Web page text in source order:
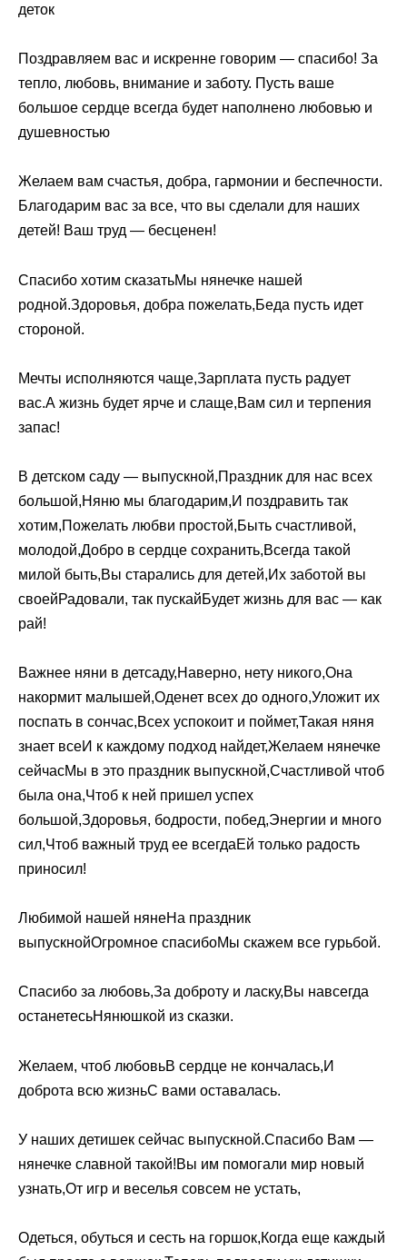
деток
Поздравляем вас и искренне говорим — спасибо! За
тепло, любовь, внимание и заботу. Пусть ваше
большое сердце всегда будет наполнено любовью и
душевностью
Желаем вам счастья, добра, гармонии и беспечности.
Благодарим вас за все, что вы сделали для наших
детей! Ваш труд — бесценен!
Спасибо хотим сказатьМы нянечке нашей
родной.Здоровья, добра пожелать,Беда пусть идет
стороной.
Мечты исполняются чаще,Зарплата пусть радует
вас.А жизнь будет ярче и слаще,Вам сил и терпения
запас!
В детском саду — выпускной,Праздник для нас всех
большой,Няню мы благодарим,И поздравить так
хотим,Пожелать любви простой,Быть счастливой,
молодой,Добро в сердце сохранить,Всегда такой
милой быть,Вы старались для детей,Их заботой вы
своейРадовали, так пускайБудет жизнь для вас — как
рай!
Важнее няни в детсаду,Наверно, нету никого,Она
накормит малышей,Оденет всех до одного,Уложит их
поспать в сончас,Всех успокоит и поймет,Такая няня
знает всеИ к каждому подход найдет,Желаем нянечке
сейчасМы в это праздник выпускной,Счастливой чтоб
была она,Чтоб к ней пришел успех
большой,Здоровья, бодрости, побед,Энергии и много
сил,Чтоб важный труд ее всегдаЕй только радость
приносил!
Любимой нашей нянеНа праздник
выпускнойОгромное спасибоМы скажем все гурьбой.
Спасибо за любовь,За доброту и ласку,Вы навсегда
останетесьНянюшкой из сказки.
Желаем, чтоб любовьВ сердце не кончалась,И
доброта всю жизньС вами оставалась.
У наших детишек сейчас выпускной.Спасибо Вам —
нянечке славной такой!Вы им помогали мир новый
узнать,От игр и веселья совсем не устать,
Одеться, обуться и сесть на горшок,Когда еще каждый